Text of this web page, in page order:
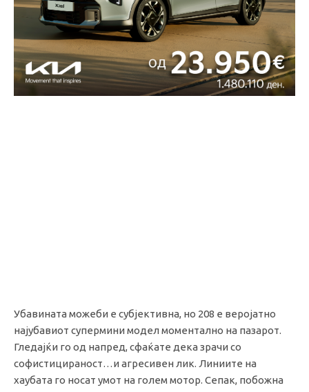
Убавината можеби е субјективна, но 208 е веројатно
најубавиот супермини модел моментално на пазарот.
Гледајќи го од напред, сфаќате дека зрачи со
софистицираност…и агресивен лик. Линиите на
хаубата го носат умот на голем мотор. Сепак, побожна